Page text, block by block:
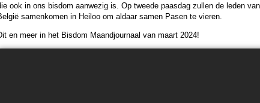
ook in ons bisdom aanwe­zig is. Op tweede paas­dag zullen de leden
samen­ko­men in Heiloo om aldaar samen Pasen te vieren.
en meer in het Bisdom Maandjour­naal van maart 2024!